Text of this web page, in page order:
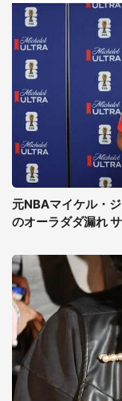
元NBAマイケル・
のオーラダダ漏れ